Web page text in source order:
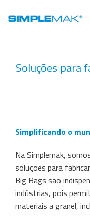
Soluções para
Simplificando o
Na Simplemak,
soluções para
Big Bags são
indústrias, pois
materiais a granel,